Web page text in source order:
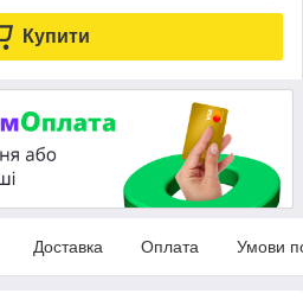
Купити
Доставка Оплата Умови